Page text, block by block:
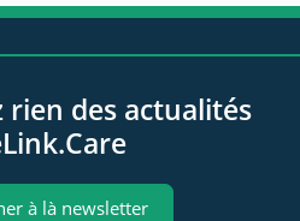
rien des actualités
à là newsletter